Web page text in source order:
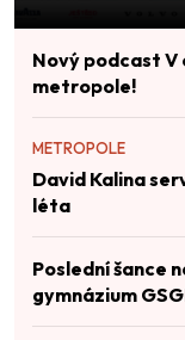
Nový podcast V
metropole!
METROPOLE
David Kalina
léta
Poslední šance
gymnázium